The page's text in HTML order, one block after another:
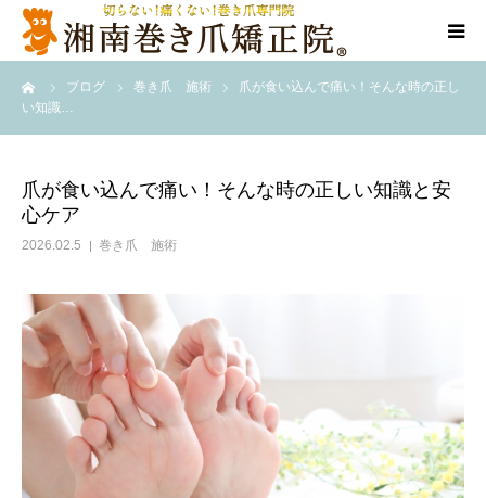
ブログ 巻き爪 施術
爪が食い込んで痛い！そんな時の正し
い知識…
爪が食い込んで痛い！そんな時の正しい知識と安
心ケア
2026.02.5 巻き爪 施術
代表ご挨拶
料金表
Q＆A
告知/SNS